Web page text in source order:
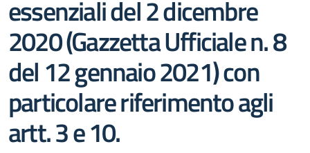
essenziali del 2 dicembre
2020 (Gazzetta Ufficiale n. 8
del 12 gennaio 2021) con
particolare riferimento agli
artt. 3 e 10.